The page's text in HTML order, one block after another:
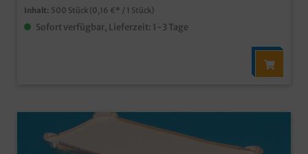
Inhalt: 500 Stück (0,16 €* / 1 Stück)
Sofort verfügbar, Lieferzeit: 1-3 Tage